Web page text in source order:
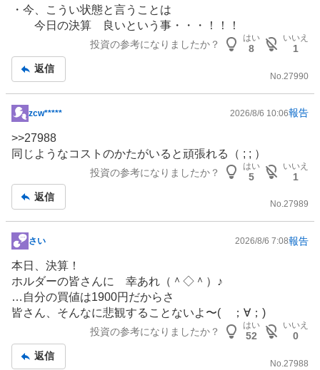
示
事
・今、こうい状態と言うことは
今日の決算 良いという事・・・！！！
投資の参考になりましたか？
はい
8
いいえ
1
返信
No. 27990
掲
示
板
事
zcw***** 2026/8/6 10:06報告
>>27988
同じようなコストのかたがいると頑張れる（ ; ; ）
投資の参考になりましたか？
はい
5
いいえ
1
返信
No.27989
掲
示
板
事
さい 2026/8/6 7:08報告
本日、決算！
ホルダーの皆さんに 幸あれ（＾◇＾）♪
…自分の買値は1900円だからさ
皆さん、そんなに悲観することないよ〜( ；∀；)
投資の参考になりましたか？
はい
52
いいえ
0
返信
No. 27988